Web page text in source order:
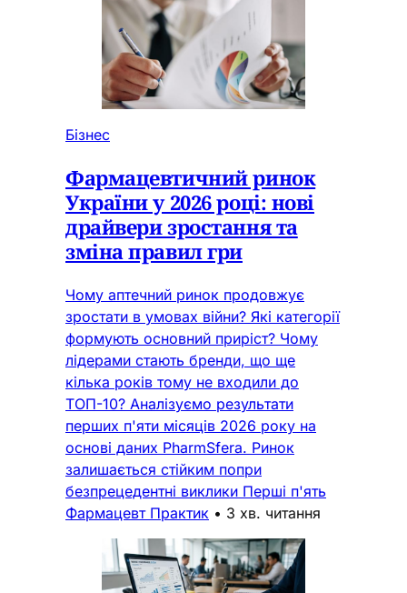
Бізнес
Фармацевтичний ринок
України у 2026 році: нові
драйвери зростання та
зміна правил гри
Чому аптечний ринок продовжує
зростати в умовах війни? Які категорії
формують основний приріст? Чому
лідерами стають бренди, що ще
кілька років тому не входили до
ТОП-10? Аналізуємо результати
перших п'яти місяців 2026 року на
основі даних PharmSfera. Ринок
залишається стійким попри
безпрецедентні виклики Перші п'ять
Фармацевт Практик • 3 хв. читання